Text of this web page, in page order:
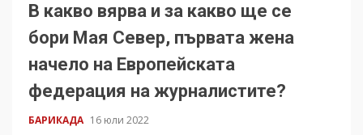
В какво вярва и за какво ще се
бори Мая Север, първата жена
начело на Европейската
федерация на журналистите?
БАРИКАДА 16 юли 2022